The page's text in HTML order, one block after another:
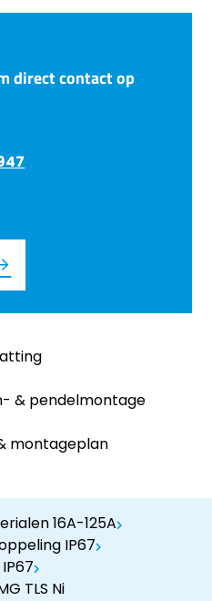
direct contact op
& pendelmontage
montageplan
16A-125A
IP67
TLS Ni